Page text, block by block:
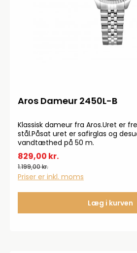
Aros Dameur 2450L-B
Klassisk dameur fra Aros.Uret er
stål.Påsat uret er safirglas og
vandtæthed på 50 m.
829,00 kr.
1.199,00 kr.
Priser er inkl. moms
Læg i kurven